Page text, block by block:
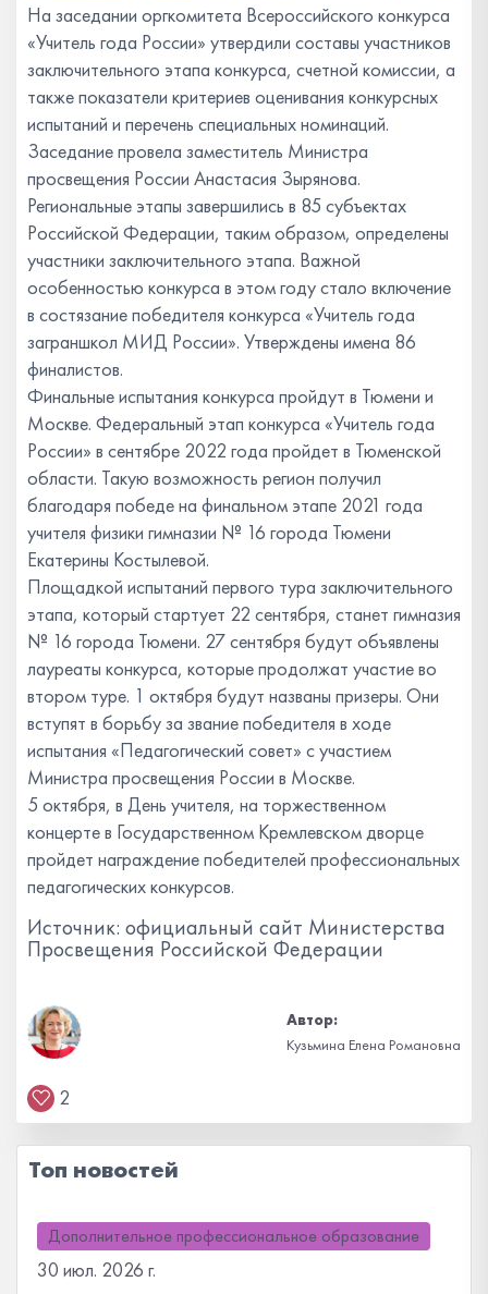
На заседании оргкомитета Всероссийского конкурса
«Учитель года России» утвердили составы участников
заключительного этапа конкурса, счетной комиссии, а
также показатели критериев оценивания конкурсных
испытаний и перечень специальных номинаций.
Заседание провела заместитель Министра
просвещения России Анастасия Зырянова.
Региональные этапы завершились в 85 субъектах
Российской Федерации, таким образом, определены
участники заключительного этапа. Важной
особенностью конкурса в этом году стало включение
в состязание победителя конкурса «Учитель года
заграншкол МИД России». Утверждены имена 86
финалистов.
Финальные испытания конкурса пройдут в Тюмени и
Москве. Федеральный этап конкурса «Учитель года
России» в сентябре 2022 года пройдет в Тюменской
области. Такую возможность регион получил
благодаря победе на финальном этапе 2021 года
учителя физики гимназии № 16 города Тюмени
Екатерины Костылевой.
Площадкой испытаний первого тура заключительного
этапа, который стартует 22 сентября, станет гимназия
№ 16 города Тюмени. 27 сентября будут объявлены
лауреаты конкурса, которые продолжат участие во
втором туре. 1 октября будут названы призеры. Они
вступят в борьбу за звание победителя в ходе
испытания «Педагогический совет» с участием
Министра просвещения России в Москве.
5 октября, в День учителя, на торжественном
концерте в Государственном Кремлевском дворце
пройдет награждение победителей профессиональных
педагогических конкурсов.
Источник: официальный сайт Министерства
Просвещения Российской Федерации
Автор:
Кузьмина Елена Романовна
2
Топ новостей
Дополнительное профессиональное образование
30 июл. 2026 г.